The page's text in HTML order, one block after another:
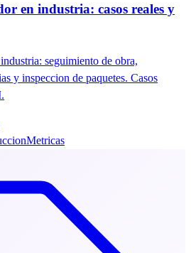
en industria: casos reales y
seguimiento de obra,
y inspeccion de paquetes. Casos
Metricas